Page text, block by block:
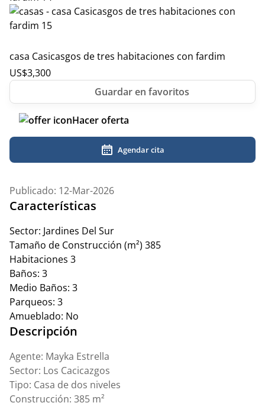
casa Casicasgos de tres habitaciones con fardim
US$3,300
Hacer oferta
Agendar cita
Publicado: 12-Mar-2026
Características
Sector: Jardines Del Sur
Tamaño de Construcción (m²) 385
Habitaciones 3
Baños: 3
Medio Baños: 3
Parqueos: 3
Amueblado: No
Descripción
Agente: Mayka Estrella
Sector: Los Cacicazgos
Tipo: Casa de dos niveles
Construcción: 385 m²